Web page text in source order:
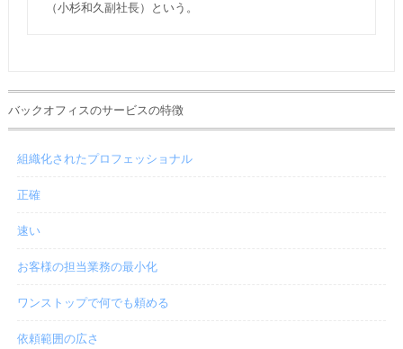
（小杉和久副社長）という。
バックオフィスのサービスの特徴
組織化されたプロフェッショナル
正確
速い
お客様の担当業務の最小化
ワンストップで何でも頼める
依頼範囲の広さ